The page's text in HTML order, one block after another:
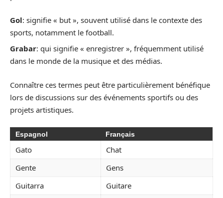
Gol: signifie « but », souvent utilisé dans le contexte des
sports, notamment le football.
Grabar: qui signifie « enregistrer », fréquemment utilisé
dans le monde de la musique et des médias.
Connaître ces termes peut être particulièrement bénéfique
lors de discussions sur des événements sportifs ou des
projets artistiques.
Espagnol Français
Gato
Chat
Gente
Gens
Guitarra
Guitare